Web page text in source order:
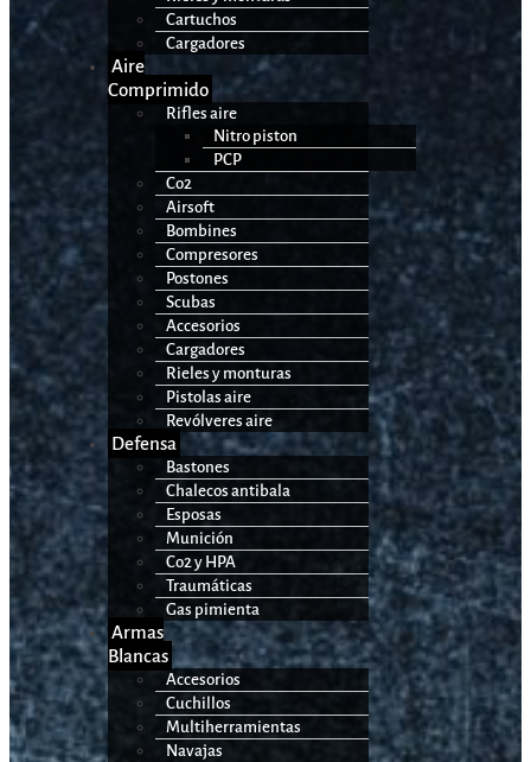
Cartuchos
Cargadores
Aire
Comprimido
Rifles aire
Nitro piston
PCP
Co2
Airsoft
Bombines
Compresores
Postones
Scubas
Accesorios
Cargadores
Rieles y monturas
Pistolas aire
Revólveres aire
Defensa
Bastones
Chalecos antibala
Esposas
Munición
Co2 y HPA
Traumáticas
Gas pimienta
Armas
Blancas
Accesorios
Cuchillos
Multiherramientas
Navajas